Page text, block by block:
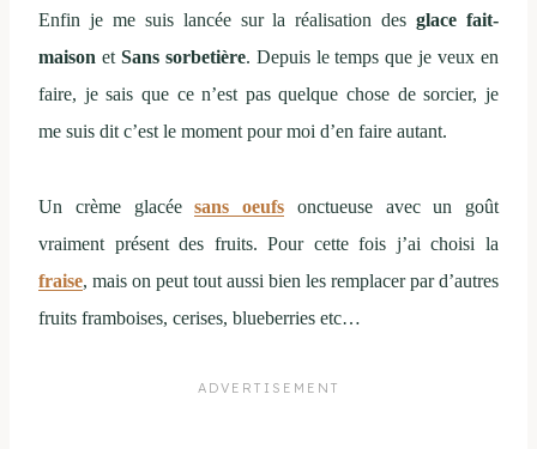
Enfin je me suis lancée sur la réalisation desglace fait-
maison et Sans sorbetière. Depuis le temps que je veux en
faire, je sais que ce n’est pas quelque chose de sorcier, je
me suis dit c’est le moment pour moi d’en faire autant.
Un crème glacéesans oeufs onctueuse avec un goût
vraiment présent des fruits. Pour cette fois j’ai choisi la
fraise, mais on peut tout aussi bien les remplacer par d’autres
fruits framboises, cerises, blueberries etc…